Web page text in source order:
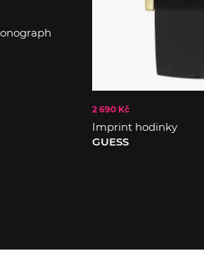
2 690 Kč
Imprint hodinky
GUESS